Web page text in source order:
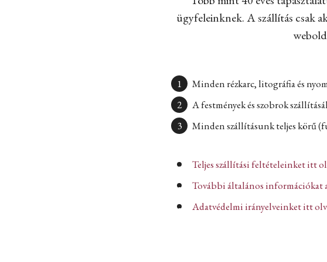
ügyfeleinknek. A szállítás csak
Minden rézkarc, litográfia és
A festmények és szobrok
Minden szállításunk teljes körű
Teljes szállítási feltételeinket itt
További általános információkat
Adatvédelmi irányelveinket itt